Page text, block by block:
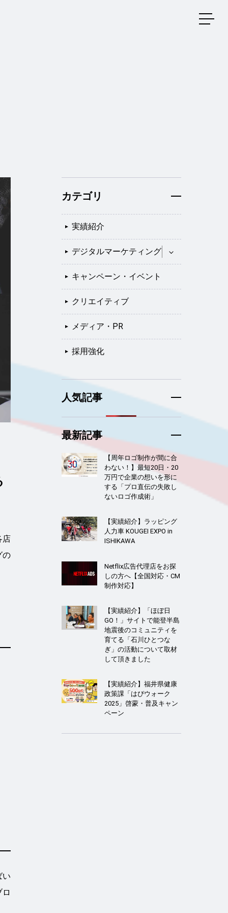
メニ
店
の
い
カテゴリ
実績紹介
デジタルマーケティング
キャンペーン・イベント
クリエイティブ
メディア・PR
採用強化
人気記事
最新記事
【周年ロゴ制作が間に合
わない！】最短20日・20
万円で企業の想いを形に
する「プロ直伝の失敗し
ないロゴ作成術」
【実績紹介】ラッピング
人力車 KOUGEI EXPO in
ISHIKAWA
Netflix広告代理店をお探
しの方へ【全国対応・CM
制作対応】
【実績紹介】「ほぼ日
GO！」サイトで能登半島
地震後のコミュニティを
育てる「石川ひとつな
ぎ」の活動について取材
して頂きました
【実績紹介】福井県健康
政策課「はぴウォーク
2025」啓蒙・普及キャン
ペーン